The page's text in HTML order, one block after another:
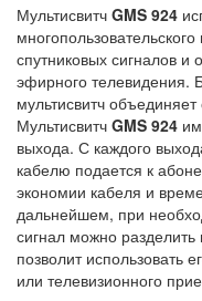
Мультисвитч GMS 924
спутниковых сигналов и
эфирного телевидения.
мультисвитч
Мультисвитч GMS 924
выхода. С каждого
кабелю подается к
экономии кабеля и
дальнейшем, при
сигнал можно
позволит использовать
или телевизионного